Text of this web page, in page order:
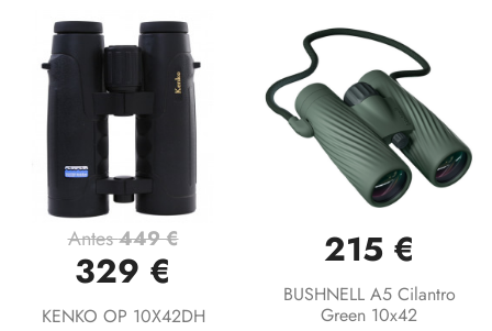
Antes449 €
329 €
KENKO OP 10X42DH
215 €
BUSHNELL A5 Cilantro
Green 10x42